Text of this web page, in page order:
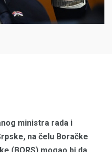
ministra rada i
na čelu Boračke